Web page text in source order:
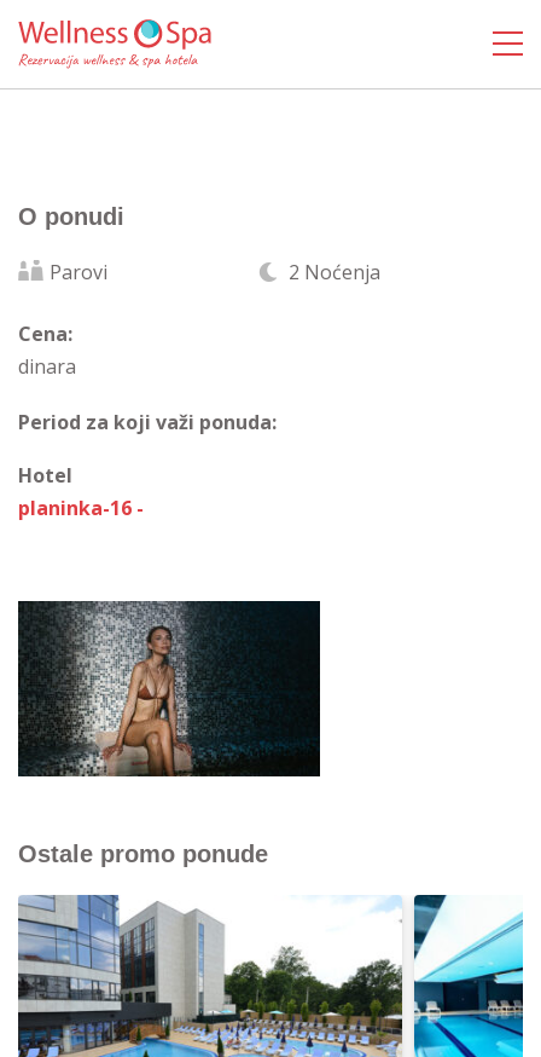
O ponudi
Parovi 2 Noćenja
Cena:
dinara
Period za koji važi ponuda:
Hotel
planinka-16 -
Ostale promo ponude